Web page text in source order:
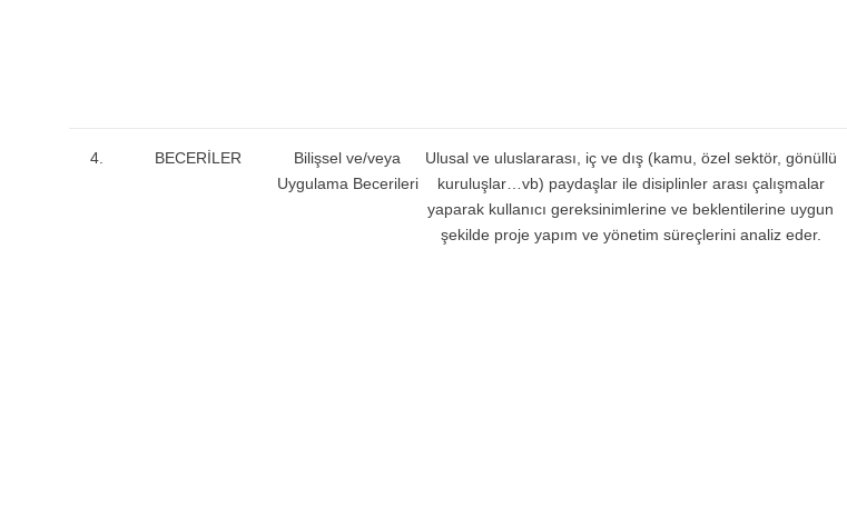
4. BECERİLER
Bilişsel ve/veya
Uygulama Becerileri
Ulusal ve uluslararası, iç ve dış (kamu, özel sektör, gönüllü
kuruluşlar…vb) paydaşlar ile disiplinler arası çalışmalar
yaparak kullanıcı gereksinimlerine ve beklentilerine uygun
şekilde proje yapım ve yönetim süreçlerini analiz eder.